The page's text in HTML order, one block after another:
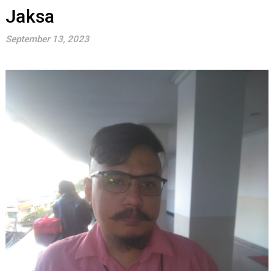
Jaksa
September 13, 2023